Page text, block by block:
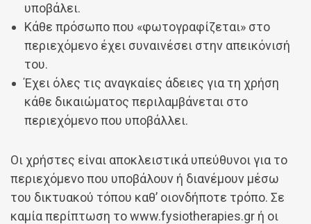
υποβάλει.
Κάθε πρόσωπο που «φωτογραφίζεται» στο
περιεχόμενο έχει συναινέσει στην απεικόνισή
του.
Έχει όλες τις αναγκαίες άδειες για τη χρήση
κάθε δικαιώματος περιλαμβάνεται στο
περιεχόμενο που υποβάλλει.
Οι χρήστες είναι αποκλειστικά υπεύθυνοι για το
περιεχόμενο που υποβάλουν ή διανέμουν μέσω
του δικτυακού τόπου καθ’ οιονδήποτε τρόπο. Σε
καμία περίπτωση το www.fysiotherapies.gr ή οι